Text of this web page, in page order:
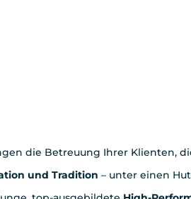
die Betreuung Ihrer Klienten,
und Tradition – unter einen